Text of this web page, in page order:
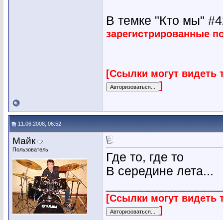
В темке "Кто мы"
зарегистрированные
[Ссылки могут видеть
]
11.06.2008, 06:52
Майк
Пользователь
Где то, где то
В середине лета...
[Ссылки могут видеть
]